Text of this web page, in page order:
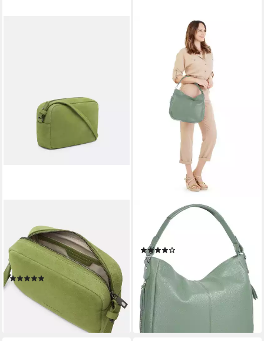
Umhängetasche Ella Camera-
Bag S, Handliche
Umhängetasche aus
Veloursleder
149,90 €
lieferbar - in 2-3 Werktagen bei dir
Shopper, echt Leder, Made in
Italy
79,90 €
lieferbar - in 6-8 Werktagen bei dir